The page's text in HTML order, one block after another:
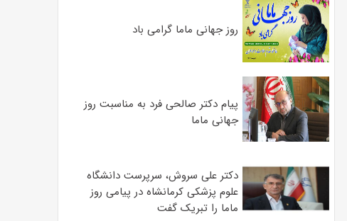
روز جهانی ماما گرامی باد
پیام دکتر صالحی فرد به مناسبت روز
جهانی ماما
دکتر علی سروش، سرپرست دانشگاه
علوم پزشکی کرمانشاه در پیامی روز
ماما را تبریک گفت